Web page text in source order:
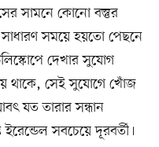
সামনে কোনো বস্তুর
সময়ে হয়তো পেছনে
দেখার সুযোগ
থাকে, সেই সুযোগে খোঁজ
যত তারার সন্ধান
সবচেয়ে দূরবর্তী।